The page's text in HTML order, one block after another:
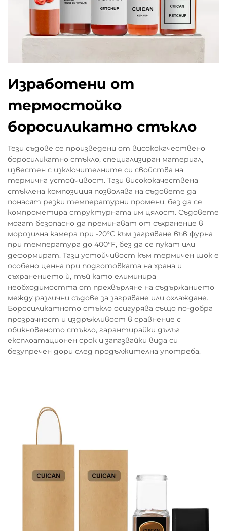
Изработени от
термостойко
боросиликатно стъкло
Тези съдове се произведени от висококачествено
боросиликатно стъкло, специализиран материал,
известен с изключителните си свойства на
термична устойчивост. Тази висококачествена
стъклена композиция позволява на съдовете да
понасят резки температурни промени, без да се
компрометира структурната им цялост. Съдовете
могат безопасно да преминават от съхранение в
морозилна камера при -20°C към загряване във фурна
при температура до 400°F, без да се пукат или
деформират. Тази устойчивост към термичен шок е
особено ценна при подготовката на храна и
съхранението ѝ, тъй като елиминира
необходимостта от прехвърляне на съдържанието
между различни съдове за загряване или охлаждане.
Боросиликатното стъкло осигурява също по-добра
прозрачност и издръжливост в сравнение с
обикновеното стъкло, гарантирайки дълъг
експлоатационен срок и запазвайки вида си
безупречен дори след продължителна употреба.